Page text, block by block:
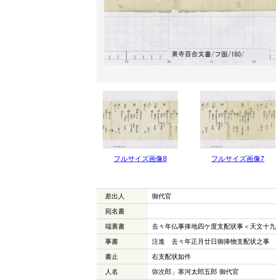
フルサイズ画像8 フルサイズ画像7
差出人
御代官
宛名書
端裏書
去々年仏事捧地四ケ度支配状事＜天文十
事書
注進 去々年正月廿日御捧物支配状之事
書止
右支配状如件
人名
弥次郎」寒河太郎五郎 御代官